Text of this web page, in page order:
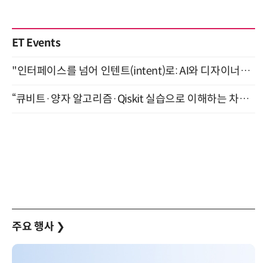
ET Events
"인터페이스를 넘어 인텐트(intent)로: AI와 디자이너가 함께 만드는 공존의 UX" 강남역 (9/2)
“큐비트·양자 알고리즘·Qiskit 실습으로 이해하는 차세대 컴퓨팅” (8/28)
주요 행사 ❯